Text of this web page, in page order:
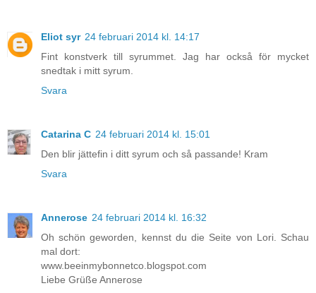
Eliot syr 24 februari 2014 kl. 14:17
Fint konstverk till syrummet. Jag har också för mycket
snedtak i mitt syrum.
Svara
Catarina C 24 februari 2014 kl. 15:01
Den blir jättefin i ditt syrum och så passande! Kram
Svara
Annerose 24 februari 2014 kl. 16:32
Oh schön geworden, kennst du die Seite von Lori. Schau
mal dort:
www.beeinmybonnetco.blogspot.com
Liebe Grüße Annerose